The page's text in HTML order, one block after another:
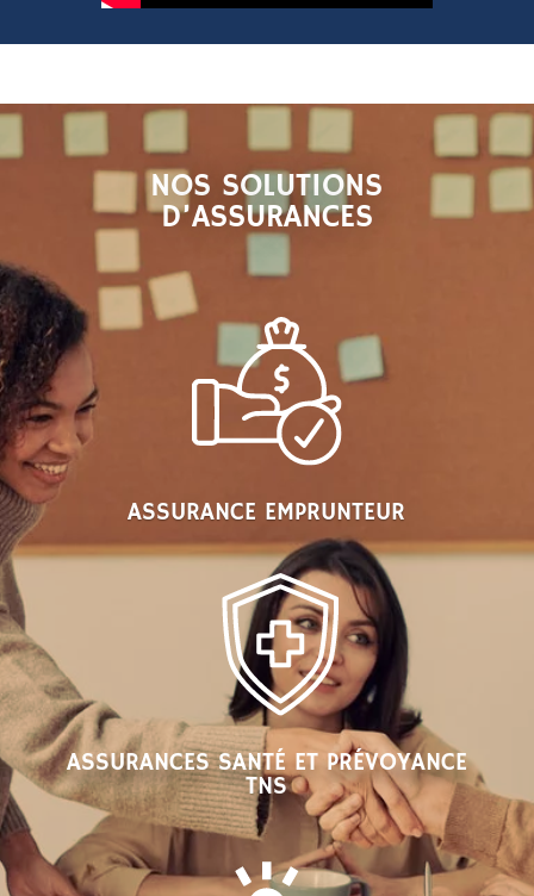
NOS SOLUTIONS
D’ASSURANCES
ASSURANCE EMPRUNTEUR
ASSURANCES SANTÉ ET PRÉVOYANCE
TNS